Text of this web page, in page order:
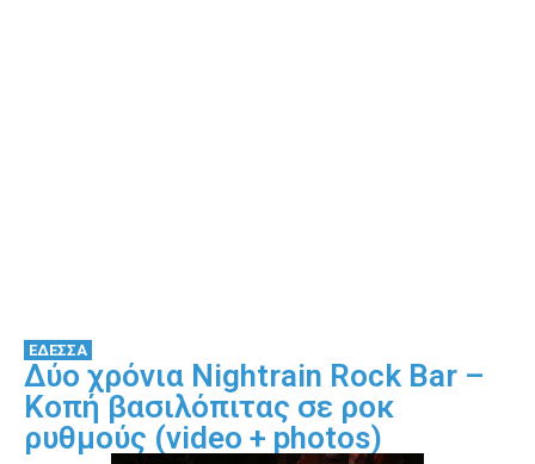
ΕΔΕΣΣΑ
Δύο χρόνια Nightrain Rock Bar –
Κοπή βασιλόπιτας σε ροκ
ρυθμούς (video + photos)